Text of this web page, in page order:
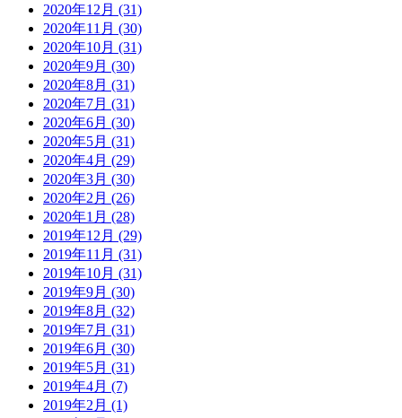
2020年12月 (31)
2020年11月 (30)
2020年10月 (31)
2020年9月 (30)
2020年8月 (31)
2020年7月 (31)
2020年6月 (30)
2020年5月 (31)
2020年4月 (29)
2020年3月 (30)
2020年2月 (26)
2020年1月 (28)
2019年12月 (29)
2019年11月 (31)
2019年10月 (31)
2019年9月 (30)
2019年8月 (32)
2019年7月 (31)
2019年6月 (30)
2019年5月 (31)
2019年4月 (7)
2019年2月 (1)